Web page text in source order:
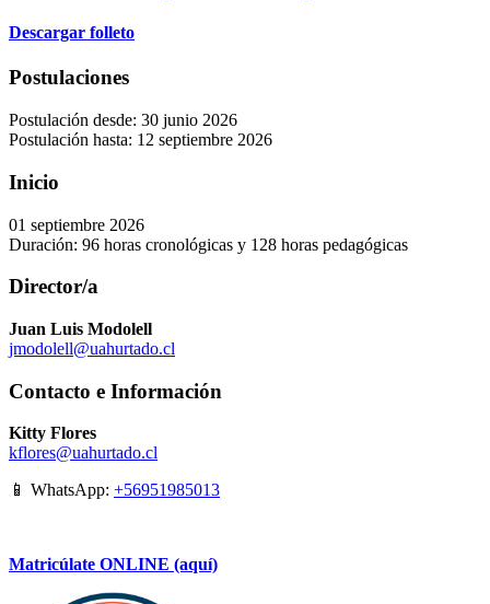
Descargar folleto
Postulaciones
Postulación desde: 30 junio 2026
Postulación hasta: 12 septiembre 2026
Inicio
01 septiembre 2026
Duración: 96 horas cronológicas y 128 horas pedagógicas
Director/a
Juan Luis Modolell
jmodolell@uahurtado.cl
Contacto e Información
Kitty Flores
kflores@uahurtado.cl
📱 WhatsApp: +56951985013
Matricúlate ONLINE (aquí)